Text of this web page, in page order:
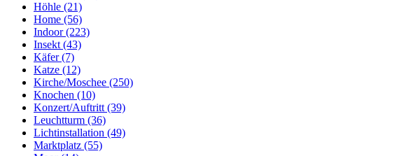
Höhle (21)
Home (56)
Indoor (223)
Insekt (43)
Käfer (7)
Katze (12)
Kirche/Moschee (250)
Knochen (10)
Konzert/Auftritt (39)
Leuchtturm (36)
Lichtinstallation (49)
Marktplatz (55)